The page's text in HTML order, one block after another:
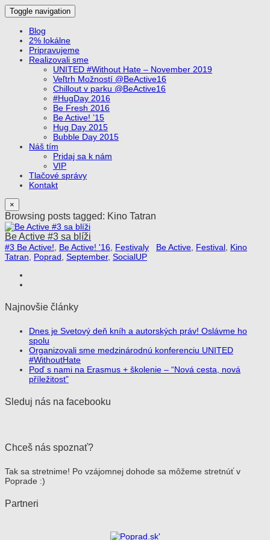
SocialUP Blog
od mladých pre mladých :)
Toggle navigation
Blog
2% lokálne
Pripravujeme
Realizovali sme
UNITED #Without Hate – November 2019
Veľtrh Možností @BeActive16
Chillout v parku @BeActive16
#HugDay 2016
Be Fresh 2016
Be Active! ’15
Hug Day 2015
Bubble Day 2015
Náš tím
Pridaj sa k nám
VIP
Tlačové správy
Kontakt
×
Browsing posts tagged: Kino Tatran
Be Active #3 sa blíži
#3 Be Active! Be Active! '16 Festivaly Be Active Festival Kino
Tatran
Poprad September, SocialUP
Najnovšie články
Dnes je Svetový deň kníh a autorských práv! Oslávme ho
spolu
Organizovali sme medzinárodnú konferenciu UNITED
#WithoutHate
Poď s nami na Erasmus + školenie – “Nová cesta, nová
příležitost”
Sleduj nás na facebooku
Chceš nás spoznať?
Tak sa stretnime! Po vzájomnej dohode sa môžeme stretnúť v
Poprade :)
Partneri